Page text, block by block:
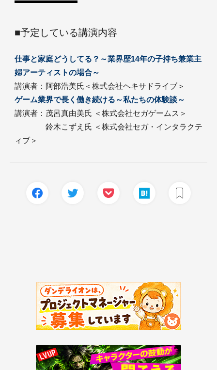
■予定している講演内容
仕事と家庭どうしてる？～業界歴14年の子持ち兼業主
婦アーティストの場合～
講演者：阿部浩美氏＜株式会社ヘキサドライブ＞
ゲーム業界で長く働き続ける～私たちの体験談～
講演者：茂呂真由美氏 ＜株式会社セガゲームス＞
鈴木こずえ氏 ＜株式会社セガ・インタラクテ
ィブ＞